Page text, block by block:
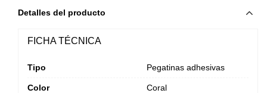
Detalles del producto
FICHA TÉCNICA
Tipo Pegatinas adhesivas
Color Coral